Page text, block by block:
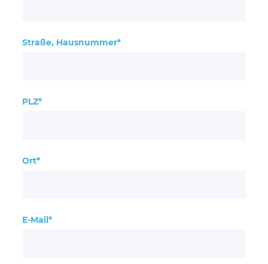
Straße, Hausnummer*
PLZ*
Ort*
E-Mail*